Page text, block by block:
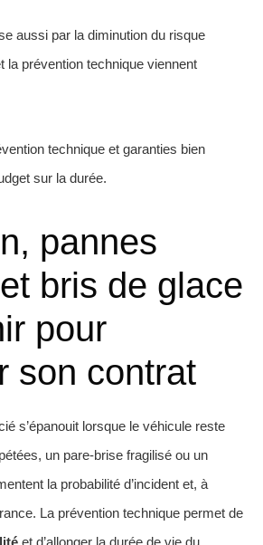
aussi par la diminution du risque
la prévention technique viennent
technique et garanties bien
sur la durée.
pannes
bris de glace
pour
son contrat
s’épanouit lorsque le véhicule reste
un pare-brise fragilisé ou un
la probabilité d’incident et, à
La prévention technique permet de